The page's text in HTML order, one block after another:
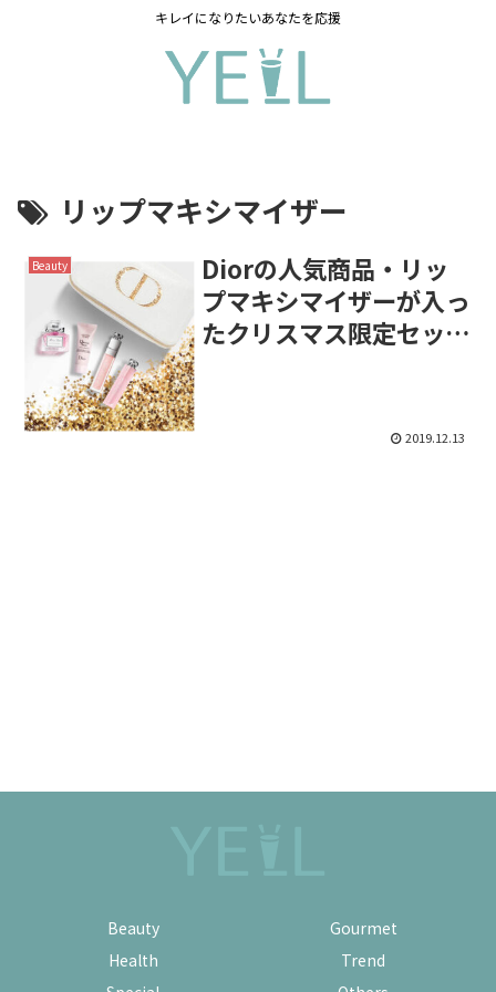
キレイになりたいあなたを応援
リップマキシマイザー
Beauty
Diorの人気商品・リッ
プマキシマイザーが入っ
たクリスマス限定セット
2019.12.13
Beauty
Gourmet
Health
Trend